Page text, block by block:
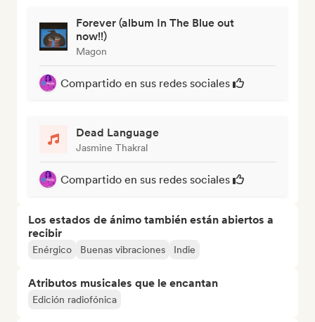
Forever (album In The Blue out
now!!)
Magon
Compartido en sus redes sociales
Dead Language
Jasmine Thakral
Compartido en sus redes sociales
Los estados de ánimo también están abiertos a
recibir
Enérgico Buenas vibraciones Indie
Atributos musicales que le encantan
Edición radiofónica